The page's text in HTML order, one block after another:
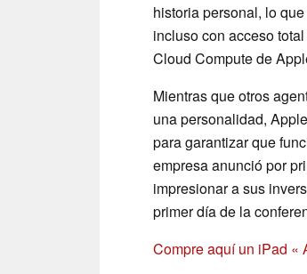
historia personal, lo
incluso con acceso
Cloud Compute de
Mientras que otros
una personalidad,
para garantizar que
empresa anunció por
impresionar a sus
primer día de la
Compre aquí un iPad «